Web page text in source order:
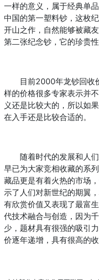
一样的意义，属于经典单
中国的第一塑料钞，这枚
开山之作，自然能够被藏
第二张纪念钞，它的珍贵
目前2000年龙钞回收
样的价格很多专家表示并
义还是比较大的，所以如
在入手还是比较合适的。
随着时代的发展和人们
早已为大家竞相收藏的系
藏品更是有着火热的市场，
示了人们对新世纪的期翼
有欣赏价值又表现了最富
代技术融合与创造，因为
少，题材具有很强的吸引
价逐年递增，具有很高的收